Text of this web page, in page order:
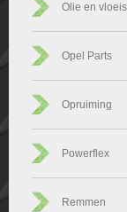
Olie en
Opel Parts
Opruiming
Powerflex
Remmen